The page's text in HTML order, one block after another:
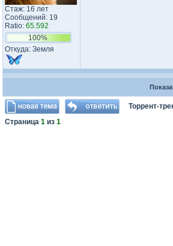
Стаж: 16 лет
Сообщений: 19
Ratio: 65.592
100%
Откуда: Земля
Торрент-
Страница 1 из 1